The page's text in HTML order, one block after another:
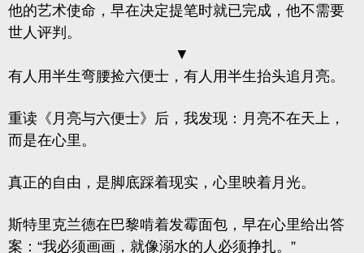
他的艺术使命，早在决定提笔时就已完成，他不需要
世人评判。
▼
有人用半生弯腰捡六便士，有人用半生抬头追月亮。
重读《月亮与六便士》后，我发现：月亮不在天上，
而是在心里。
真正的自由，是脚底踩着现实，心里映着月光。
斯特里克兰德在巴黎啃着发霉面包，早在心里给出答
案：“我必须画画，就像溺水的人必须挣扎。”